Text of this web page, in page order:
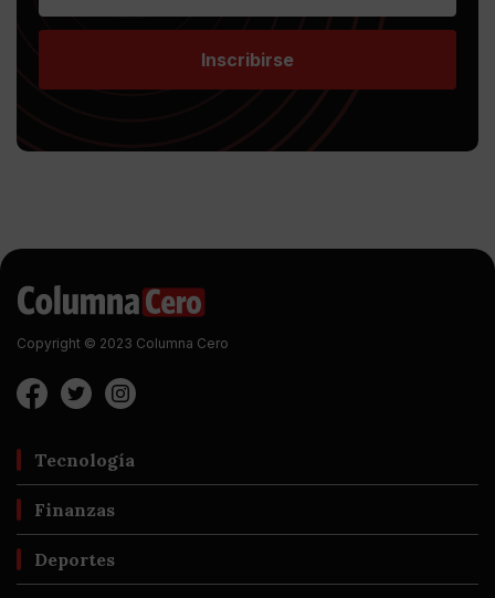
Inscribirse
Copyright © 2023 Columna Cero
Tecnología
Finanzas
Deportes